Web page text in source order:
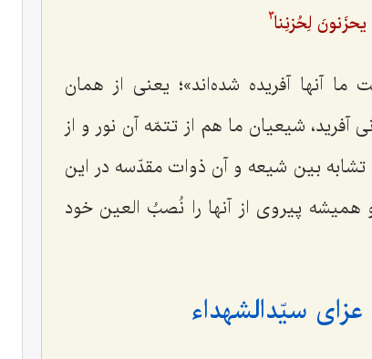
لِحُزنِنا3
آنها آفریده شده‌اند»؛ یعنی از همان
آفرید، شیعیان ما هم از تتمّه آن نور و از
تشابه بین شیعه و آن ذوات مقدّسه در این
پیروی از آنها را نُصبُ العین خود
سیّدالشهداء